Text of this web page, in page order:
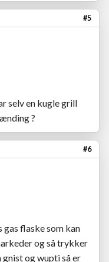
#5
selv en kugle grill
?
#6
gas flaske som kan
og så trykker
gnist og wupti så er